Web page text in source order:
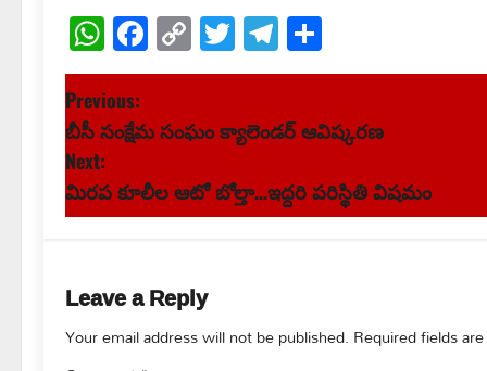
WhatsApp
Facebook
Copy
Link
TwitterTelegram
P
o
s
n
a
Previous:
బీసీ సంక్షేమ సంఘం క్యాలెండర్ ఆవిష్కరణ
Next:
మిరప కూలీల ఆటో బోల్తా…ఇద్దరి పరిస్థితి విషమం
Leave a Reply
Your email address will not be published. Required fields